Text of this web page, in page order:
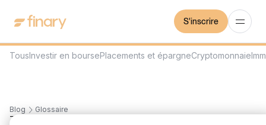
S'inscrire
Blog Glossaire
7
TousInvestir en boursePlacements et épargneCryptomonnaie